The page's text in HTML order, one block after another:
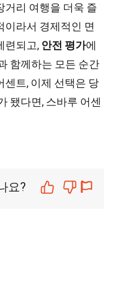
거리 여행을 더욱 즐
이라서 경제적인 면
련되고, 안전 평가에
함께하는 모든 순간
센트, 이제 선택은 당
됐다면, 스바루 어센
요?